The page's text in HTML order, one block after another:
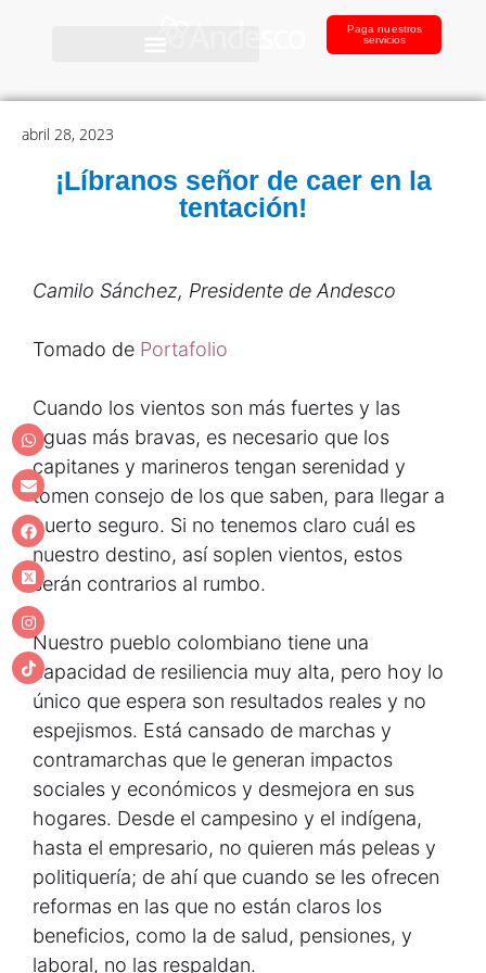
Paga nuestros
servicios
abril 28, 2023
¡Líbranos señor de caer en la
tentación!
Camilo Sánchez, Presidente de Andesco
Tomado de Portafolio
Cuando los vientos son más fuertes y las
aguas más bravas, es necesario que los
capitanes y marineros tengan serenidad y
tomen consejo de los que saben, para llegar a
puerto seguro. Si no tenemos claro cuál es
nuestro destino, así soplen vientos, estos
serán contrarios al rumbo.
Nuestro pueblo colombiano tiene una
capacidad de resiliencia muy alta, pero hoy lo
único que espera son resultados reales y no
espejismos. Está cansado de marchas y
contramarchas que le generan impactos
sociales y económicos y desmejora en sus
hogares. Desde el campesino y el indígena,
hasta el empresario, no quieren más peleas y
politiquería; de ahí que cuando se les ofrecen
reformas en las que no están claros los
beneficios, como la de salud, pensiones, y
laboral, no las respaldan.